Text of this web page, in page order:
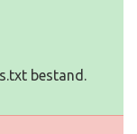
bestand.